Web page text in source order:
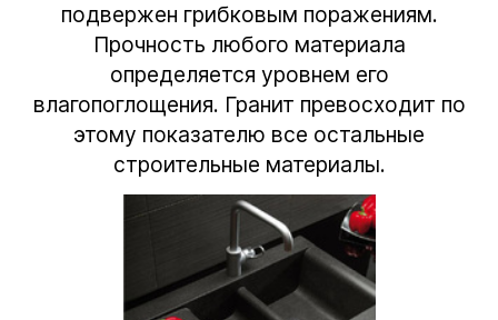
подвержен грибковым поражениям.
Прочность любого материала
определяется уровнем его
влагопоглощения. Гранит превосходит по
этому показателю все остальные
строительные материалы.